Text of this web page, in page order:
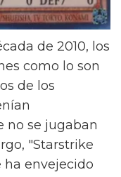
de 2010, los
como lo son
de los
no se jugaban
"Starstrike
envejecido